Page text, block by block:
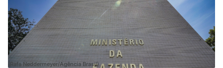
(Rafa Neddermeyer/Agência Brasil)